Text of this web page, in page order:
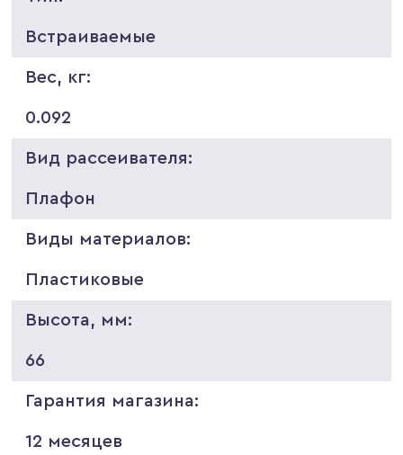
Встраиваемые
Вес, кг:
0.092
Вид рассеивателя:
Плафон
Виды материалов:
Пластиковые
Высота, мм:
66
Гарантия магазина:
12 месяцев